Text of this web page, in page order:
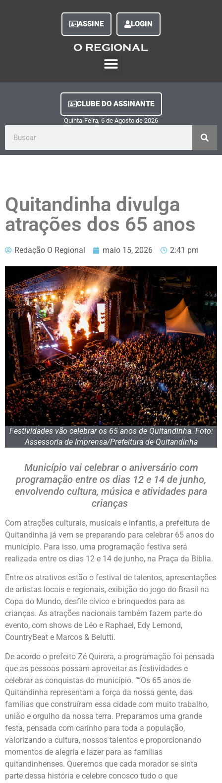
ASSINE LOGIN
CLUBE DO ASSINANTE
Quinta-Feira, 6 de Agosto de 2026
Quitandinha divulga
atrações dos 65 anos
Redação O Regional maio 15, 2026 2:41 pm
Festividades vão celebrar os 65 anos de Quitandinha. Foto:
Assessoria de Imprensa/Prefeitura de Quitandinha
Município vai celebrar o aniversário com
programação entre os dias 12 e 14 de junho,
envolvendo cultura, música e atividades para
crianças
Com atrações culturais, musicais e infantis, a prefeitura de
Quitandinha já vem se preparando para celebrar 65 anos do
município. Para isso, uma programação festiva será
realizada entre os dias 12 e 14 de junho, na Praça da Bíblia.
Entre os atrativos estão o festival de talentos, apresentações
de artistas locais e regionais, exibição do jogo do Brasil na
Copa do Mundo, desfile cívico e brinquedos para as
crianças. As atrações nacionais também fazem parte do
evento, com shows de Léo e Raphael, Edy Lemond,
CountryBeat e Marcos & Belutti.
De acordo o prefeito Zé Quirera, a programação foi pensada
que as pessoas possam aproveitar as festividades e
celebrar as conquistas do município. ““Os 65 anos de
Quitandinha representam a força da nossa gente, das
famílias que construíram essa cidade com muito trabalho,
união e orgulho da nossa terra. Preparamos uma grande
festa, pensada com carinho para toda a população,
valorizando a cultura, nossos talentos e proporcionando
momentos de alegria e lazer para as famílias
quitandinhenses. Queremos que cada morador se sinta
parte dessa história e celebre conosco tudo o que